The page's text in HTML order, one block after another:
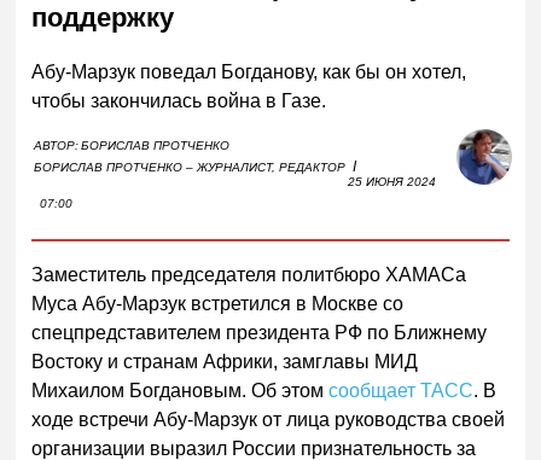
поддержку
Абу-Марзук поведал Богданову, как бы он хотел,
чтобы закончилась война в Газе.
АВТОР:БОРИСЛАВ ПРОТЧЕНКО
БОРИСЛАВ ПРОТЧЕНКО – ЖУРНАЛИСТ, РЕДАКТОР I
25 ИЮНЯ 2024
07:00
Заместитель председателя политбюро ХАМАСа
Муса Абу-Марзук встретился в Москве со
спецпредставителем президента РФ по Ближнему
Востоку и странам Африки, замглавы МИД
Михаилом Богдановым. Об этомсообщает ТАСС. В
ходе встречи Абу-Марзук от лица руководства своей
организации выразил России признательность за